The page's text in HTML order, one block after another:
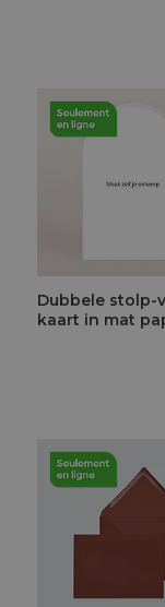
Dubbele stolp-
kaart in mat